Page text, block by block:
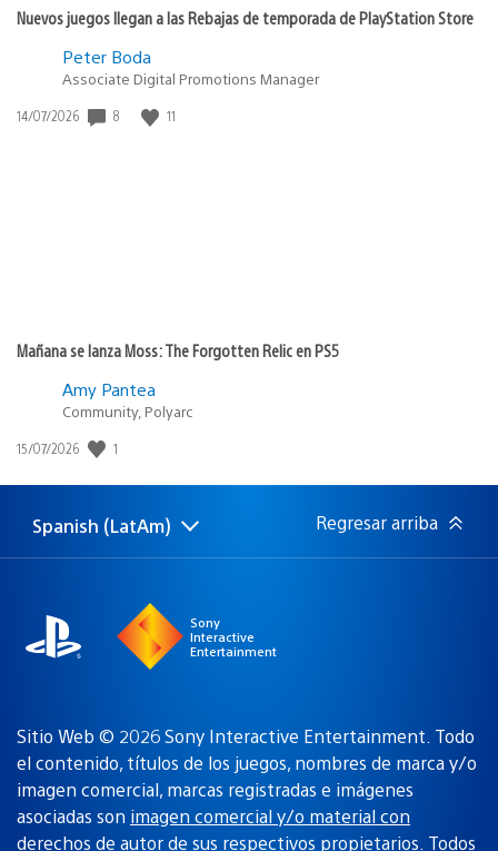
Nuevos juegos llegan a las Rebajas de temporada de PlayStation Store
Peter Boda
Associate Digital Promotions Manager
Fecha
14/07/2026 8 11
Mañana se lanza Moss: The Forgotten Relic en PS5
Amy Pantea
Community, Polyarc
Fecha
publicación:
15/07/2026 1
Elige
una
Región
actual:
Spanish (LatAm) Regresar arriba
Sony
Interactive
Entertainment
Sitio Web © 2026 Sony Interactive Entertainment. Todo
el contenido, títulos de los juegos, nombres de marca y/o
imagen comercial, marcas registradas e imágenes
asociadas son imagen comercial y/o material con
derechos de autor de sus respectivos propietarios. Todos